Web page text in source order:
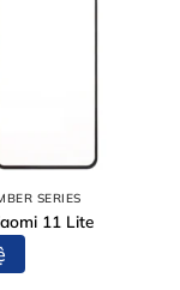
thay màn
mới giúp bạn
linh kiện khác.
dọc, sọc ngang,
nháy liên tục.
SERIES
11 Lite